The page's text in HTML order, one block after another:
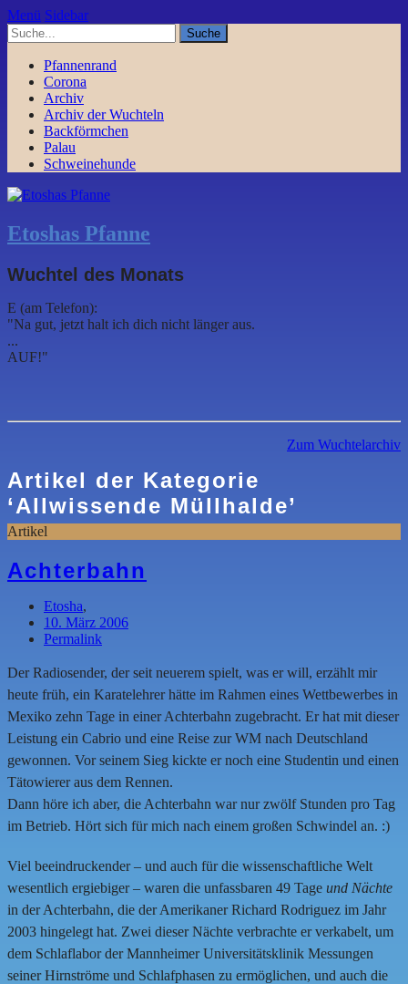
Menü Sidebar
Pfannenrand
Corona
Archiv
Archiv der Wuchteln
Backförmchen
Palau
Schweinehunde
Etoshas Pfanne
Wuchtel des Monats
E (am Telefon):
"Na gut, jetzt halt ich dich nicht länger aus.
...
AUF!"
Zum Wuchtelarchiv
Artikel der Kategorie
‘Allwissende Müllhalde’
Artikel
Achterbahn
Etosha,
10. März 2006
Permalink
Der Radiosender, der seit neuerem spielt, was er will, erzählt mir
heute früh, ein Karatelehrer hätte im Rahmen eines Wettbewerbes in
Mexiko zehn Tage in einer Achterbahn zugebracht. Er hat mit dieser
Leistung ein Cabrio und eine Reise zur WM nach Deutschland
gewonnen. Vor seinem Sieg kickte er noch eine Studentin und einen
Tätowierer aus dem Rennen.
Dann höre ich aber, die Achterbahn war nur zwölf Stunden pro Tag
im Betrieb. Hört sich für mich nach einem großen Schwindel an. :)
Viel beeindruckender – und auch für die wissenschaftliche Welt
wesentlich ergiebiger – waren die unfassbaren 49 Tage und Nächte
in der Achterbahn, die der Amerikaner Richard Rodriguez im Jahr
2003 hingelegt hat. Zwei dieser Nächte verbrachte er verkabelt, um
dem Schlaflabor der Mannheimer Universitätsklinik Messungen
seiner Hirnströme und Schlafphasen zu ermöglichen, und auch die